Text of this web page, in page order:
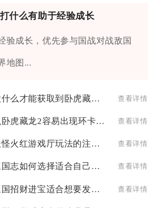
什么有助于经验成长
验成长，优先参与国战对战敌国
地图...
需要做什么才能获取到卧虎藏龙2帮会资金 查看详情
为什么卧虎藏龙2容易出现环卡现象 查看详情
口袋妖怪火红游戏厅玩法的注意事项有哪些 查看详情
少年三国志如何选择适合自己的武将进行试炼 查看详情
帝王三国招财进宝适合想要发家致富的人吗 查看详情